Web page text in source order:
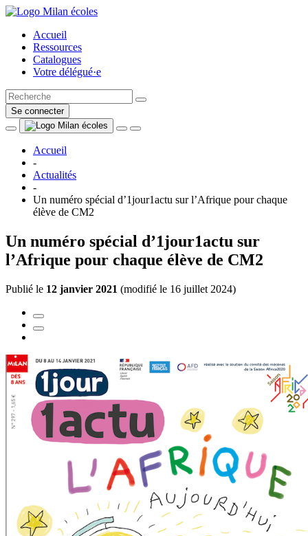
Accueil
Ressources
Catalogues
Votre délégué·e
Se connecter
Accueil
-
Actualités
-
Un numéro spécial d’1jour1actu sur l’Afrique pour chaque
élève de CM2
Un numéro spécial d’1jour1actu sur
l’Afrique pour chaque élève de CM2
Publié le 12 janvier 2021 (modifié le 16 juillet 2024)